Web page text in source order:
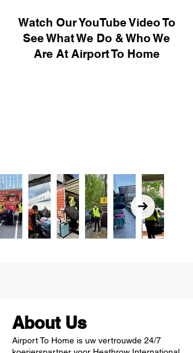
Watch Our YouTube Video To
See What We Do & Who We
Are At Airport To Home
About Us
Airport To Home is uw vertrouwde 24/7